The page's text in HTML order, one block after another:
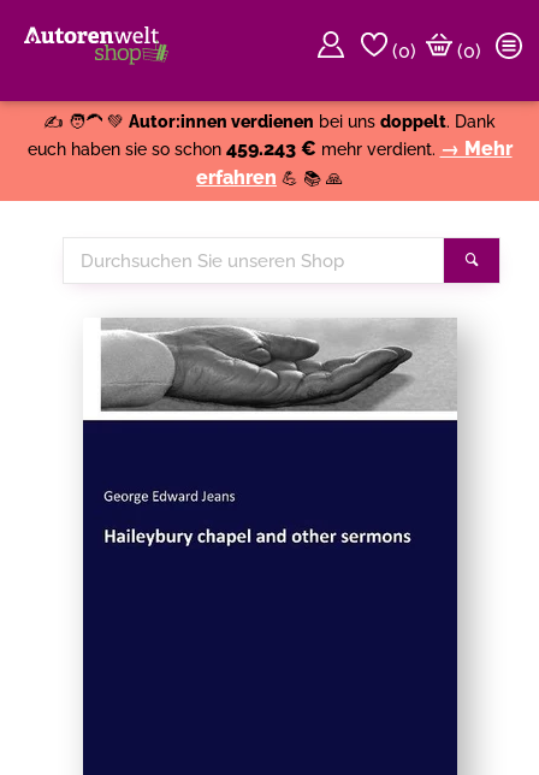
(0)
(0)
✍️ 🧑‍🦱 💚 Autor:innen verdienen bei uns doppelt. Dank
euch haben sie so schon 459.243 € mehr verdient. → Mehr
erfahren 💪 📚 🙏
Durchsuchen
Sie